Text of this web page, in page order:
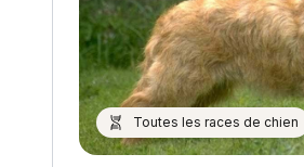
Toutes les races de chien